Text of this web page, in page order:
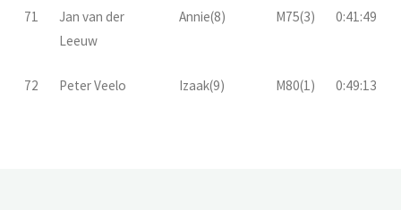
71
Jan van der
Leeuw
Annie(8) M75(3) 0:41:49
72 Peter Veelo Izaak(9) M80(1) 0:49:13